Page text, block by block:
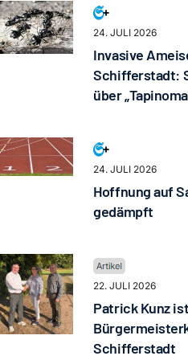
24. JULI 2026
Invasive
Schifferstadt:
über
24. JULI 2026
Hoffnung auf
gedämpft
22. JULI 2026
Patrick Kunz ist
Schifferstadt